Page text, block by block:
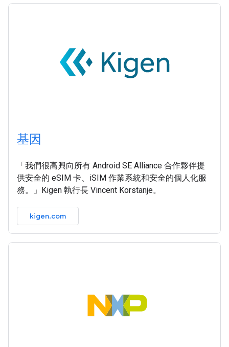
基因
「我們很高興向所有 Android SE Alliance 合作夥伴提
供安全的 eSIM 卡、iSIM 作業系統和安全的個人化服
務。」Kigen 執行長 Vincent Korstanje。
kigen.com